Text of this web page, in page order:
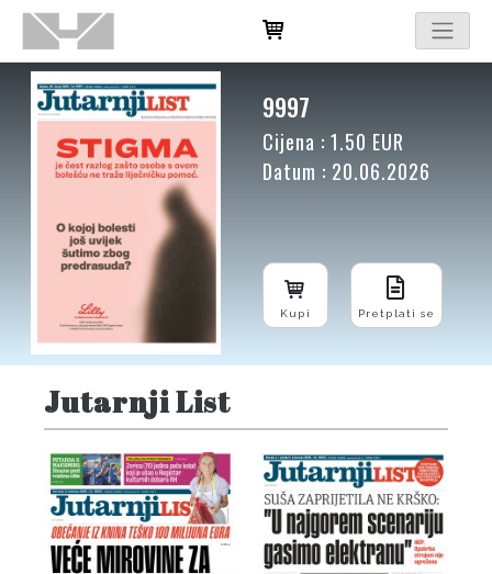
9997
Cijena : 1.50 EUR
Datum : 20.06.2026
Kupi Pretplati se
Jutarnji List